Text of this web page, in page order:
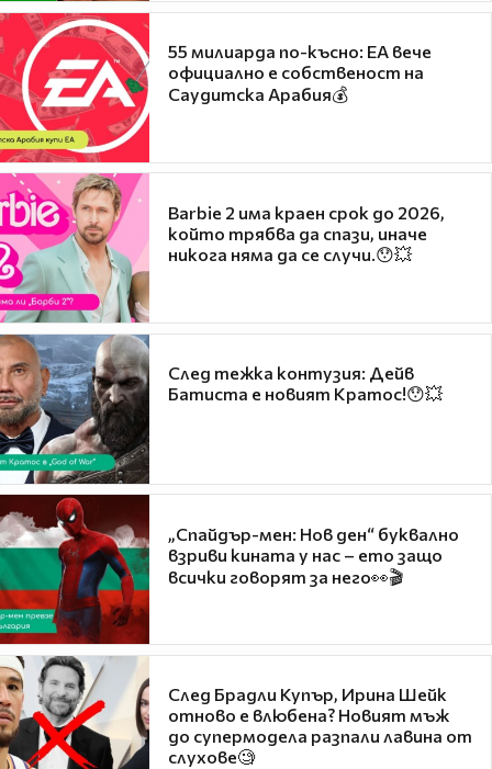
55 милиарда по-късно: EA вече
официално е собственост на
Саудитска Арабия💰
Barbie 2 има краен срок до 2026,
който трябва да спази, иначе
никога няма да се случи.😯💥
След тежка контузия: Дейв
Батиста е новият Кратос!😯💥
„Спайдър-мен: Нов ден“ буквално
взриви кината у нас – ето защо
всички говорят за него👀🎬
След Брадли Купър, Ирина Шейк
отново е влюбена? Новият мъж
до супермодела разпали лавина от
слухове🧐